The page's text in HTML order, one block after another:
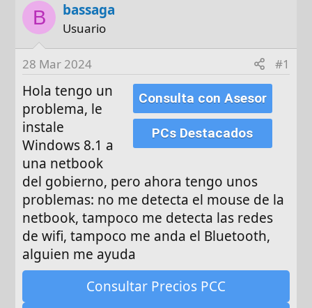
t
o
r
c
e
i
i
B bassaga
Usuario
28 Mar 2024 #1
Consulta con Asesor
PCs Destacados
Hola tengo un
problema, le
instale
Windows 8.1 a
una netbook
del gobierno, pero ahora tengo unos
problemas: no me detecta el mouse de la
netbook, tampoco me detecta las redes
de wifi, tampoco me anda el Bluetooth,
alguien me ayuda
Consultar Precios PCC